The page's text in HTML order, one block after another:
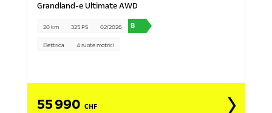
Grandland-e Ultimate AWD
20 km 325 PS 02/2026 B
Elettrica 4 ruote motrici
55 990 CHF